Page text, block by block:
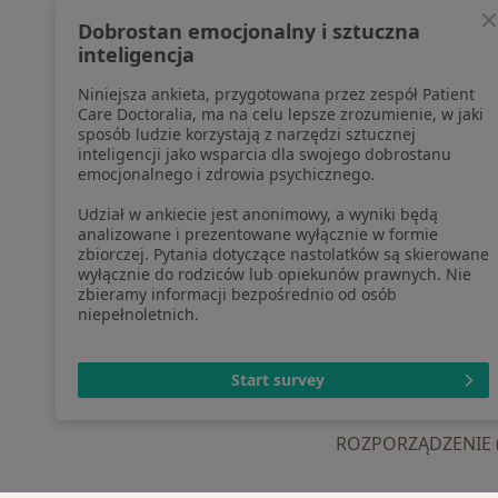
pozyskaliśmy samodzielnie
Polityka cookies
Jak działają wyniki wyszukiwania
Dostępność
O nas
Praca Rekrutujemy!
Partnerzy
Centrum prasowe
Kontakt
Pomoc
Blog
otwiera się w
otwiera
Dobrostan emocjonalny i sztuczna
inteligencja
Niniejsza ankieta, przygotowana przez zespół Patient
Care Doctoralia, ma na celu lepsze zrozumienie, w jaki
sposób ludzie korzystają z narzędzi sztucznej
inteligencji jako wsparcia dla swojego dobrostanu
emocjonalnego i zdrowia psychicznego.
Udział w ankiecie jest anonimowy, a wyniki będą
analizowane i prezentowane wyłącznie w formie
zbiorczej. Pytania dotyczące nastolatków są skierowane
wyłącznie do rodziców lub opiekunów prawnych. Nie
zbieramy informacji bezpośrednio od osób
niepełnoletnich.
Start survey